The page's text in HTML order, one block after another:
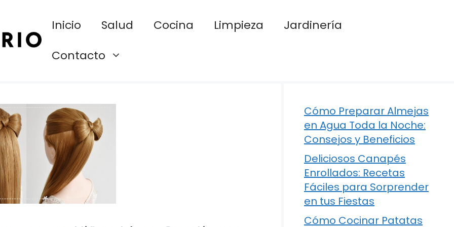
Inicio Salud Cocina Limpieza
Jardinería
Contacto
Cómo Preparar Almejas
en Agua Toda la Noche:
Consejos y Beneficios
Deliciosos Canapés
Enrollados: Recetas
Fáciles para Sorprender
en tus Fiestas
Cómo Cocinar Patatas